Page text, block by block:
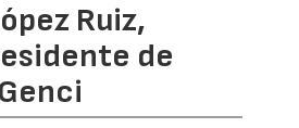
Ruiz,
de